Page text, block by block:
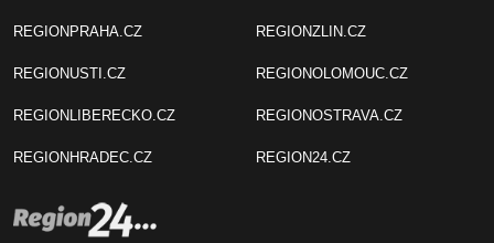
REGIONPRAHA.CZ
REGIONUSTI.CZ
REGIONLIBERECKO.CZ
REGIONHRADEC.CZ
REGIONZLIN.CZ
REGIONOLOMOUC.CZ
REGIONOSTRAVA.CZ
REGION24.CZ